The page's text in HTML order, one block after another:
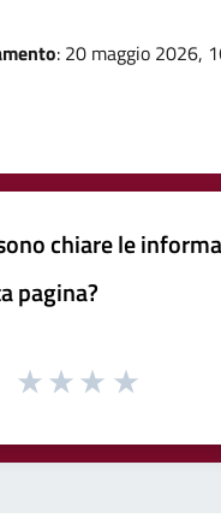
: 20 maggio 2026,
chiare le
pagina?